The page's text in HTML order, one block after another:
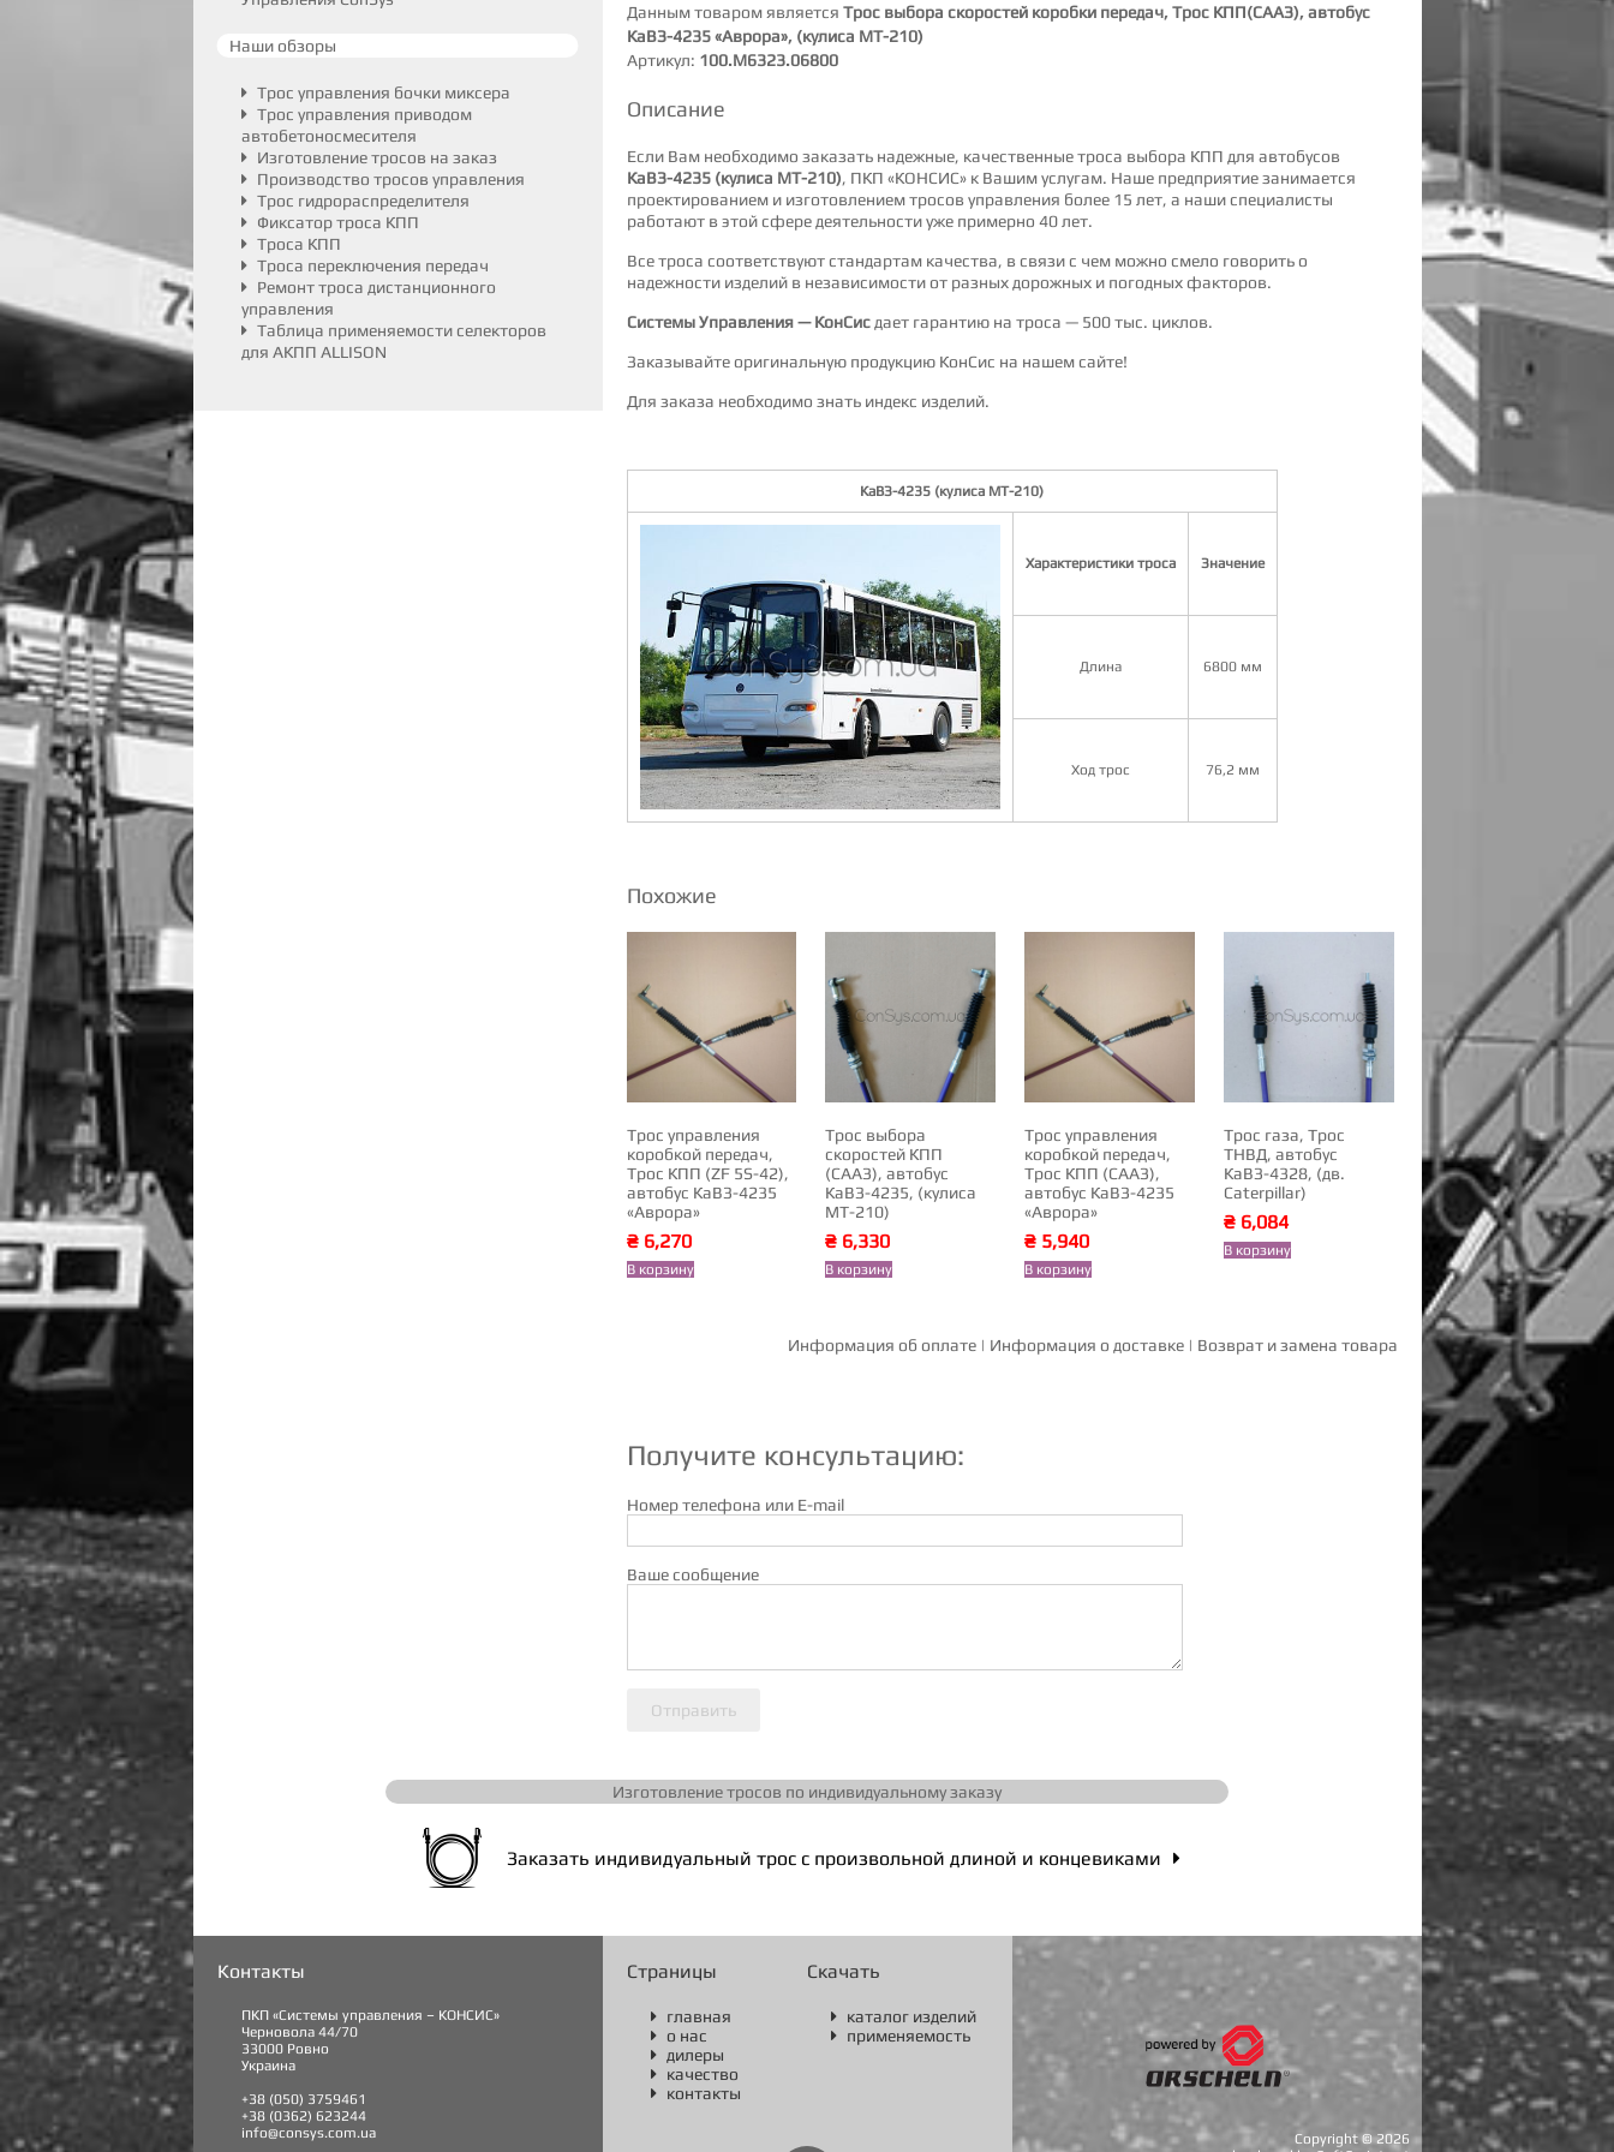
Наши обзоры
Трос управления бочки миксера
Трос управления приводом
автобетоносмесителя
Изготовление тросов на заказ
Производство тросов управления
Трос гидрораспределителя
Фиксатор троса КПП
Троса КПП
Троса переключения передач
Ремонт троса дистанционного
управления
Таблица применяемости селекторов
для АКПП ALLISON
Данным товаром является Трос выбора скоростей коробки передач, Трос КПП(СААЗ), автобус
КаВЗ-4235 «Аврора», (кулиса МТ-210)
Артикул: 100.М6323.06800
Описание
Если Вам необходимо заказать надежные, качественные троса выбора КПП для автобусов
КаВЗ-4235 (кулиса МТ-210), ПКП «КОНСИС» к Вашим услугам. Наше предприятие занимается
проектированием и изготовлением тросов управления более 15 лет, а наши специалисты
работают в этой сфере деятельности уже примерно 40 лет.
Все троса соответствуют стандартам качества, в связи с чем можно смело говорить о
надежности изделий в независимости от разных дорожных и погодных факторов.
Системы Управления — КонСисдает гарантию на троса — 500 тыс. циклов.
Заказывайте оригинальную продукцию КонСис на нашем сайте!
Для заказа необходимо знать индекс изделий.
КаВЗ-4235 (кулиса МТ-210)
Характеристики троса Значение
Длина 6800 мм
Ход трос 76,2 мм
Похожие
Трос управления
коробкой передач,
Трос КПП (ZF 5S-42),
автобус КаВЗ-4235
«Аврора»
₴ 6,270
В корзину
Трос выбора
скоростей КПП
(СААЗ), автобус
КаВЗ-4235, (кулиса
МТ-210)
₴ 6,330
В корзину
Трос управления
коробкой передач,
Трос КПП (СААЗ),
автобус КаВЗ-4235
«Аврора»
₴ 5,940
В корзину
Трос газа, Трос
ТНВД, автобус
КаВЗ-4328, (дв.
Caterpillar)
₴ 6,084
В корзину
Информация об оплате| Информация о доставке| Возврат и замена товара
Получите консультацию:
Номер телефона или E-mail
Ваше сообщение
Отправить
Изготовление тросов по индивидуальному заказу
Заказать индивидуальный трос с произвольной длиной и концевиками 
Контакты
ПКП «Системы управления – КОНСИС»
Черновола 44/70
33000 Ровно
Украина
+38 (050) 3759461
+38 (0362) 623244
info@consys.com.ua
Страницы
 главная
 о нас
 дилеры
 качество
 контакты
Скачать
 каталог изделий
 применяемость
Copyright ©2026